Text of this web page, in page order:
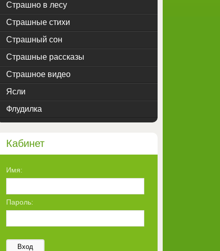
Страшно в лесу
Страшные стихи
Страшный сон
Страшные рассказы
Страшное видео
Ясли
Флудилка
Кабинет
Имя:
Пароль:
Вход